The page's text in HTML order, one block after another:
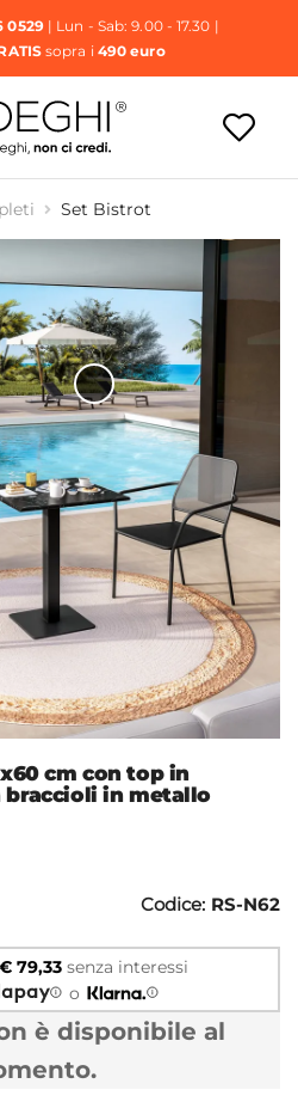
0529| Lun - Sab: 9.00 - 17.30 |
sopra i 490 euro
Set Bistrot
cm con top in
braccioli in metallo
Codice: RS-N62
€ 79,33senza interessi
o
è disponibile al